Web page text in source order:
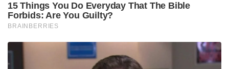
15 Things You Do Everyday That The Bible
Forbids: Are You Guilty?
BRAINBERRIES